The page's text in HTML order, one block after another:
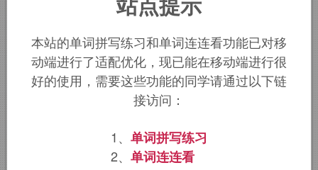
该词的英语词源请访问趣词词源英文版：
mirror词源，mirror含义。
mirror：镜子
一词来源于拉丁词miror
是“羡慕”、“赞美”。镜子不就是制作来让人
本站的单词拼写练习和单词连连看功能已对移
动端进行了适配优化，现已能在移动端进行很
好的使用，需要这些功能的同学请通过以下链
接访问：
1、 单词拼写练习
2、 单词连连看